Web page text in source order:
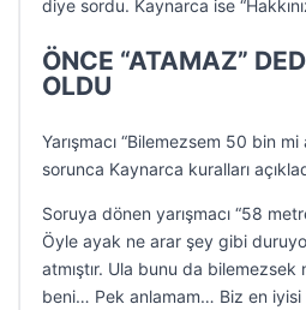
diye sordu. Kaynarca ise
ÖNCE “ATAMAZ”
OLDU
Yarışmacı “Bilemezsem 50 bin
sorunca Kaynarca kuralları
Soruya dönen yarışmacı “58
Öyle ayak ne arar şey gibi
atmıştır. Ula bunu da bilemezsek
beni… Pek anlamam… Biz en iyisi